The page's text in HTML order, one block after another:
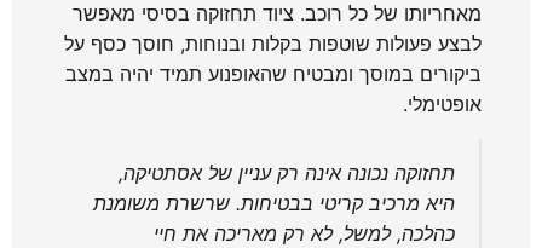
מאחריותו של כל רוכב. ציוד תחזוקה בסיסי מאפשר
לבצע פעולות שוטפות בקלות ובנוחות, חוסך כסף על
ביקורים במוסך ומבטיח שהאופנוע תמיד יהיה במצב
אופטימלי.
תחזוקה נכונה אינה רק עניין של אסתטיקה,
היא מרכיב קריטי בבטיחות. שרשרת משומנת
כהלכה, למשל, לא רק מאריכה את חיי